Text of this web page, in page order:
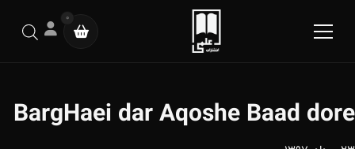
0
BargHaei dar Aqoshe Baad dore